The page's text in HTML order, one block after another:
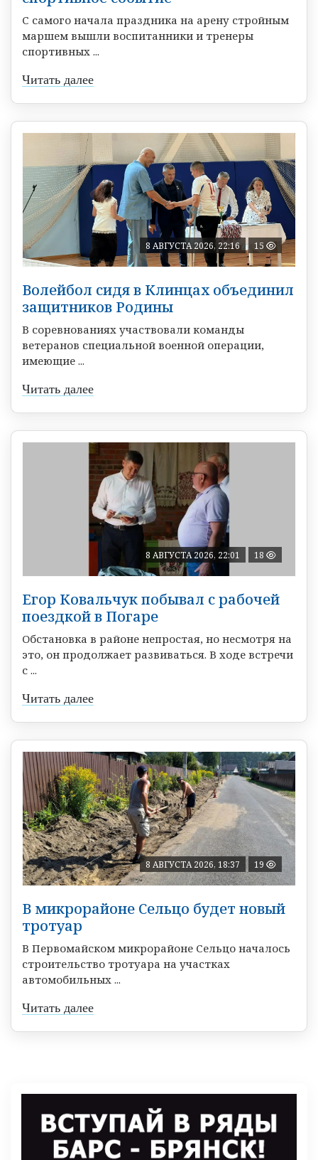
С самого начала праздника на арену стройным
маршем вышли воспитанники и тренеры
спортивных ...
Читать далее
8 АВГУСТА 2026, 22:16 15
Волейбол сидя в Клинцах объединил
защитников Родины
В соревнованиях участвовали команды
ветеранов специальной военной операции,
имеющие ...
Читать далее
8 АВГУСТА 2026, 22:01 18
Егор Ковальчук побывал с рабочей
поездкой в Погаре
Обстановка в районе непростая, но несмотря на
это, он продолжает развиваться. В ходе встречи
с ...
Читать далее
8 АВГУСТА 2026, 18:37 19
В микрорайоне Сельцо будет новый
тротуар
В Первомайском микрорайоне Сельцо началось
строительство тротуара на участках
автомобильных ...
Читать далее